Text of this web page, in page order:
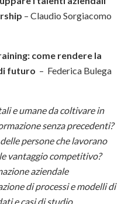
– Claudio Sorgiacomo
come rendere la
futuro – Federica Bulega
e umane da coltivare in
senza precedenti?
persone che lavorano
vantaggio competitivo?
aziendale
di processi e modelli di
e casi di studio,